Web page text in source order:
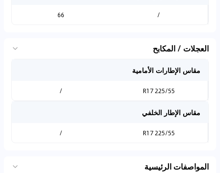
/
66
العجلات / المكابح
مقاس الإطارات الأمامية
225/55 R17
/
مقاس الإطار الخلفي
225/55 R17
/
المواصفات الرئيسية